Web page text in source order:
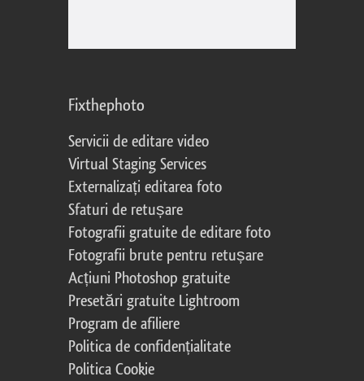
Fixthephoto
Servicii de editare video
Virtual Staging Services
Externalizați editarea foto
Sfaturi de retușare
Fotografii gratuite de editare foto
Fotografii brute pentru retușare
Acțiuni Photoshop gratuite
Presetări gratuite Lightroom
Program de afiliere
Politica de confidențialitate
Politica Cookie